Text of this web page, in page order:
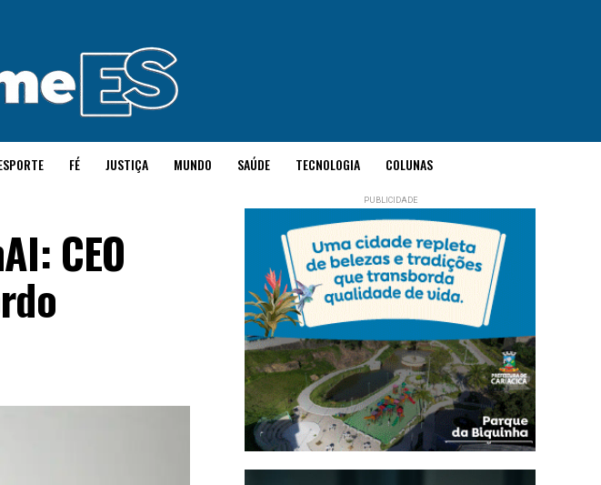
FÉ JUSTIÇA MUNDO SAÚDE TECNOLOGIA COLUNAS
CEO